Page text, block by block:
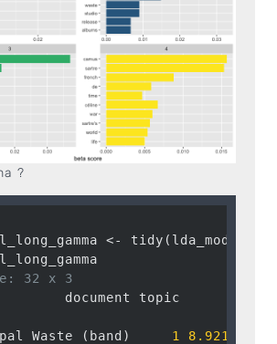
?
<-
32 x 3
document topic
Waste (band) 1
8.921420e-